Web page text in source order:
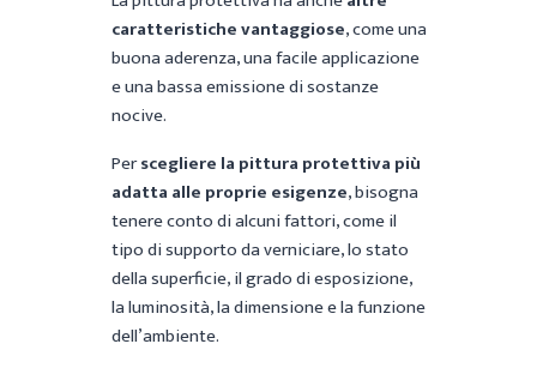
caratteristiche vantaggiose, come una
buona aderenza, una facile applicazione
e una bassa emissione di sostanze
nocive.
Perscegliere la pittura protettiva più
adatta alle proprie esigenze, bisogna
tenere conto di alcuni fattori, come il
tipo di supporto da verniciare, lo stato
della superficie, il grado di esposizione,
la luminosità, la dimensione e la funzione
dell’ambiente.